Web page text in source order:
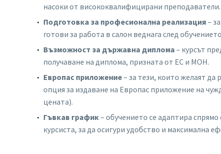
насоки от висококвалифицирани преподаватели.
Подготовка за професионална реализация –
готови за работа в салон веднага след
Възможност за държавна диплома – курсът
получаване на диплома, призната от ЕС и МОН.
Европас приложение– за тези, които желаят да
опция за издаване на Европас приложение на
цената).
Гъвкав график– обучението се адаптира
курсиста, за да осигури удобство и максимална